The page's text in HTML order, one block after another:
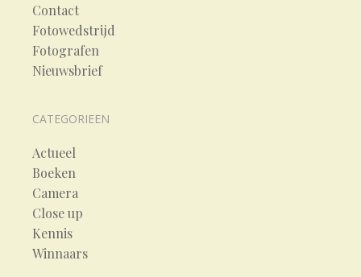
Contact
Fotowedstrijd
Fotografen
Nieuwsbrief
CATEGORIEEN
Actueel
Boeken
Camera
Close up
Kennis
Winnaars